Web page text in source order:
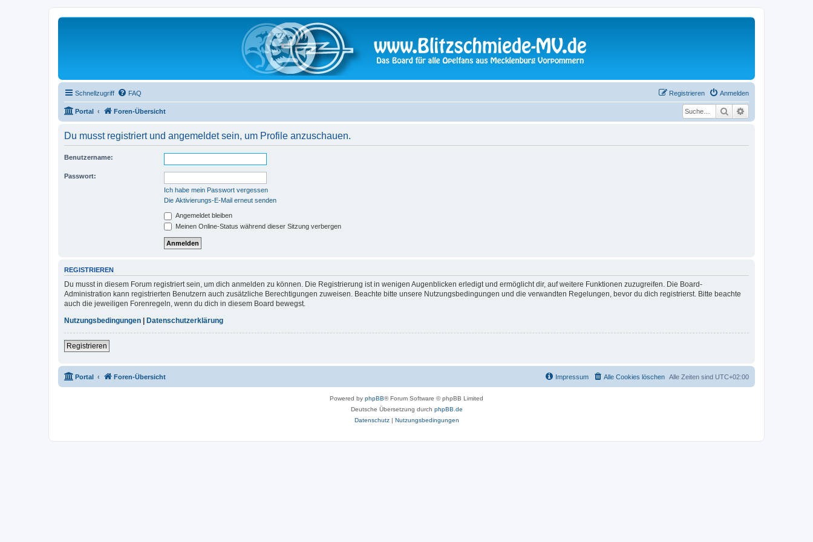
Schnellzugriff FAQ Anmelden
Registrieren
Portal Foren-Übersicht Suche
Du musst registriert und angemeldet sein, um Profile anzuschauen.
Benutzername:
Passwort:
Ich habe mein Passwort vergessen
Die Aktivierungs-E-Mail erneut senden
Angemeldet bleiben
Meinen Online-Status während dieser Sitzung verbergen
REGISTRIEREN
Du musst in diesem Forum registriert sein, um dich anmelden zu können. Die Registrierung ist in wenigen Augenblicken erledigt und ermöglicht dir, auf weitere Funktionen zuzugreifen. Die Board-
Administration kann registrierten Benutzern auch zusätzliche Berechtigungen zuweisen. Beachte bitte unsere Nutzungsbedingungen und die verwandten Regelungen, bevor du dich registrierst. Bitte beachte
auch die jeweiligen Forenregeln, wenn du dich in diesem Board bewegst.
Nutzungsbedingungen | Datenschutzerklärung
Registrieren
Portal Foren-Übersicht Alle Zeiten sind UTC+02:00
Alle Cookies löschen
Impressum
Powered by phpBB® Forum Software © phpBB Limited
Deutsche Übersetzung durch phpBB.de
Datenschutz| Nutzungsbedingungen